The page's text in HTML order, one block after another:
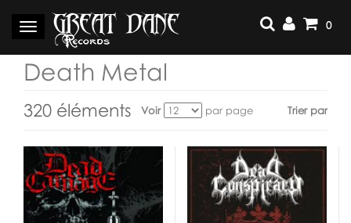
contenu
Basculer
navigation
0
Death Metal
320 éléments Voir par page Trier par
Voir
en